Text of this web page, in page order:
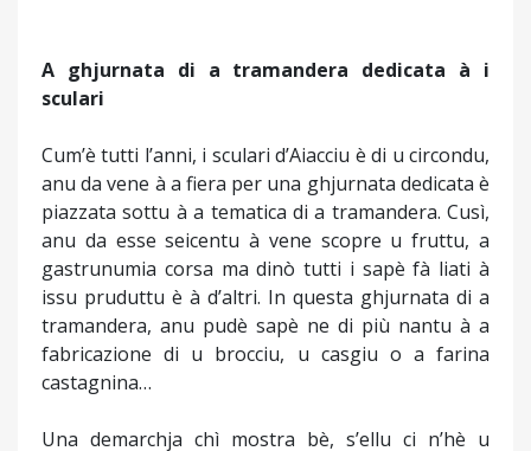
A ghjurnata di a tramandera dedicata à i
sculari
Cum’è tutti l’anni, i sculari d’Aiacciu è di u circondu,
anu da vene à a fiera per una ghjurnata dedicata è
piazzata sottu à a tematica di a tramandera. Cusì,
anu da esse seicentu à vene scopre u fruttu, a
gastrunumia corsa ma dinò tutti i sapè fà liati à
issu pruduttu è à d’altri. In questa ghjurnata di a
tramandera, anu pudè sapè ne di più nantu à a
fabricazione di u brocciu, u casgiu o a farina
castagnina…
Una demarchja chì mostra bè, s’ellu ci n’hè u